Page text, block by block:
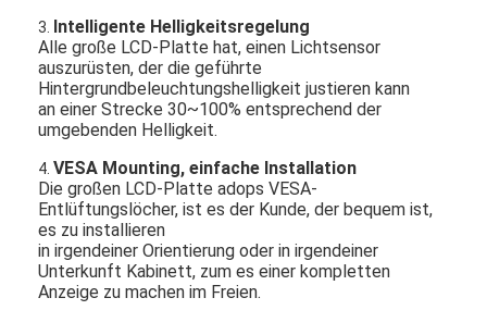
3. Intelligente Helligkeitsregelung
Alle große LCD-Platte hat, einen Lichtsensor
auszurüsten, der die geführte
Hintergrundbeleuchtungshelligkeit justieren kann
an einer Strecke 30~100% entsprechend der
umgebenden Helligkeit.
4.VESA Mounting, einfache Installation
Die großen LCD-Platte adops VESA-
Entlüftungslöcher, ist es der Kunde, der bequem ist,
es zu installieren
in irgendeiner Orientierung oder in irgendeiner
Unterkunft Kabinett, zum es einer kompletten
Anzeige zu machen im Freien.